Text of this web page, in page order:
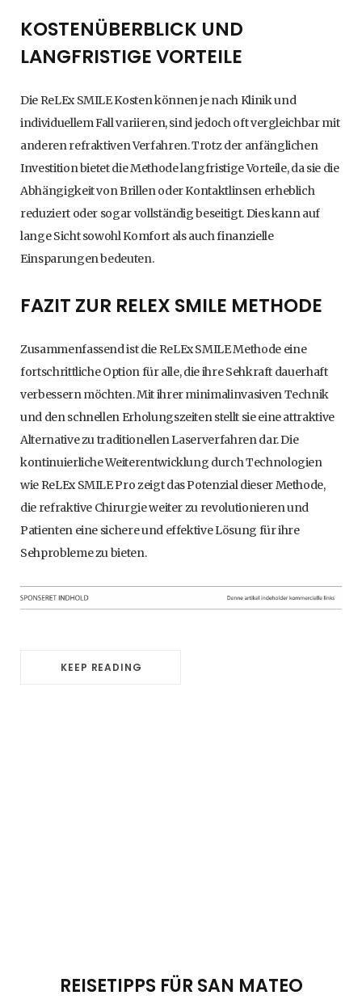
KOSTENÜBERBLICK UND
LANGFRISTIGE VORTEILE
Die ReLEx SMILE Kosten können je nach Klinik und
individuellem Fall variieren, sind jedoch oft vergleichbar mit
anderen refraktiven Verfahren. Trotz der anfänglichen
Investition bietet die Methode langfristige Vorteile, da sie die
Abhängigkeit von Brillen oder Kontaktlinsen erheblich
reduziert oder sogar vollständig beseitigt. Dies kann auf
lange Sicht sowohl Komfort als auch finanzielle
Einsparungen bedeuten.
FAZIT ZUR RELEX SMILE METHODE
Zusammenfassend ist die ReLEx SMILE Methode eine
fortschrittliche Option für alle, die ihre Sehkraft dauerhaft
verbessern möchten. Mit ihrer minimalinvasiven Technik
und den schnellen Erholungszeiten stellt sie eine attraktive
Alternative zu traditionellen Laserverfahren dar. Die
kontinuierliche Weiterentwicklung durch Technologien
wie ReLEx SMILE Pro zeigt das Potenzial dieser Methode,
die refraktive Chirurgie weiter zu revolutionieren und
Patienten eine sichere und effektive Lösung für ihre
Sehprobleme zu bieten.
KEEP READING
REISETIPPS FÜR SAN MATEO